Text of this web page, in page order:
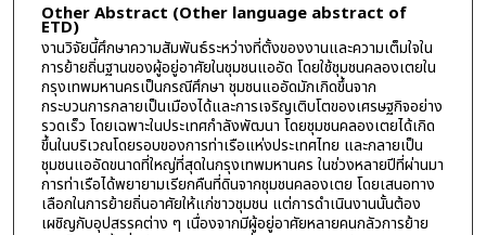
Other Abstract (Other language abstract of
ETD)
งานวิจัยนี้ศึกษาความสัมพันธ์ระหว่างที่ตั้งของงานและความเต็มใจใน
การย้ายถิ่นฐานของผู้อยู่อาศัยในชุมชนแออัด โดยใช้ชุมชนคลองเตยใน
กรุงเทพมหานครเป็นกรณีศึกษา ชุมชนแออัดมักเกิดขึ้นจาก
กระบวนการกลายเป็นเมืองได้และการเจริญเติบโตของเศรษฐกิจอย่าง
รวดเร็ว โดยเฉพาะในประเทศกำลังพัฒนา โดยชุมชนคลองเตยได้เกิด
ขึ้นในบริเวณโดยรอบของการท่าเรือแห่งประเทศไทย และกลายเป็น
ชุมชนแออัดขนาดที่ใหญ่ที่สุดในกรุงเทพมหานคร ในช่วงหลายปีที่ผ่านมา
การท่าเรือได้พยายามเรียกคืนที่ดินจากชุมชนคลองเตย โดยเสนอทาง
เลือกในการย้ายถิ่นอาศัยให้แก่ชาวชุมชน แต่การดำเนินงานนั้นต้อง
เผชิญกับอุปสรรคต่าง ๆ เนื่องจากมีผู้อยู่อาศัยหลายคนกลัวการย้าย